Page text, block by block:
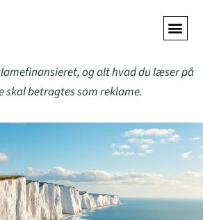
og alt hvad du læser på
skal betragtes som reklame.